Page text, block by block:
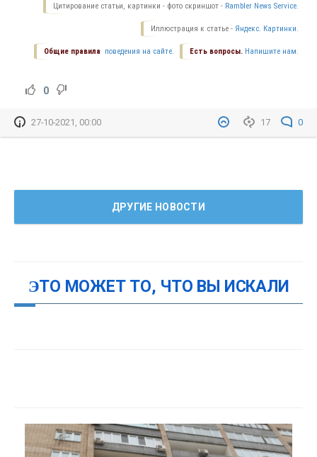
Цитирование статьи, картинки - фото скриншот - Rambler News Service.
Иллюстрация к статье - Яндекс. Картинки.
Есть вопросы. Напишите нам.
Общие правила поведения на сайте.
0
17 0
27-10-2021, 00:00
ДРУГИЕ НОВОСТИ
ЭТО МОЖЕТ ТО, ЧТО ВЫ ИСКАЛИ